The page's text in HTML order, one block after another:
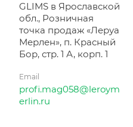
GLIMS в Ярославской
обл., Розничная
точка продаж «Леруа
Мерлен», п. Красный
Бор, стр. 1 А, корп. 1
Email
profi.mag058@leroym
erlin.ru